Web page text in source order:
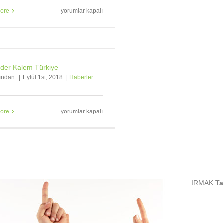
Markalara,
yorumlar kapalı
Kalem Türkiye
Eylül 1st, 2018 Haberler
Schneider
yorumlar kapalı
IRMAK